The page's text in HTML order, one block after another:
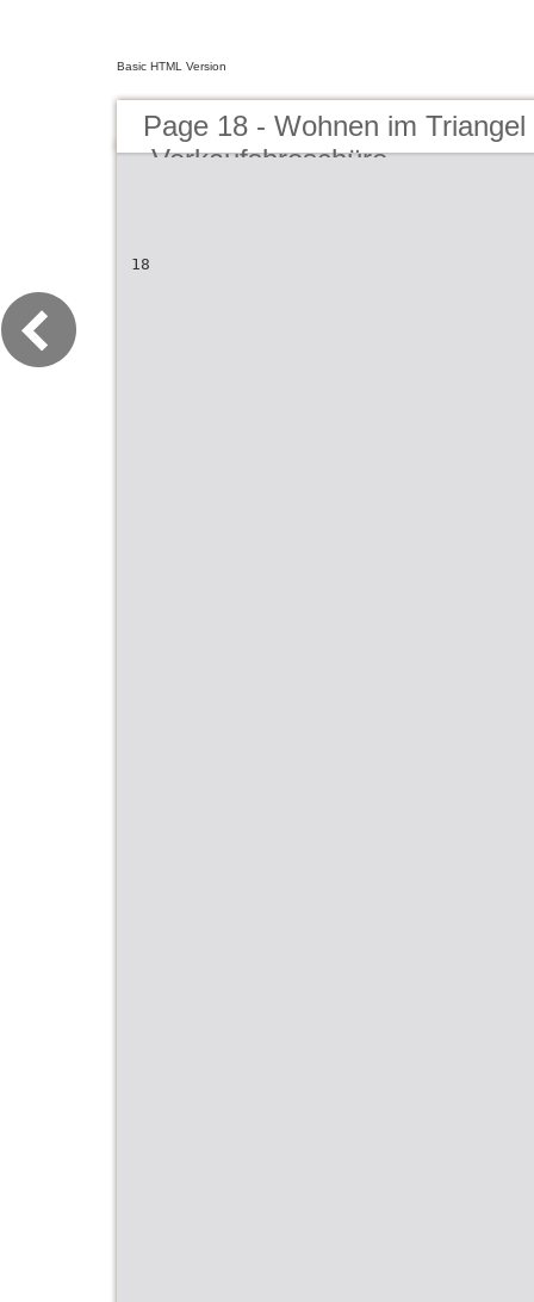
Basic HTML Version
Page 18 - Wohnen im
Verkaufsbroschüre
18